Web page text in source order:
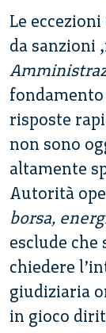
Le
da sanzioni
fondamento
risposte
non sono
altamente
Autorità
borsa,
esclude che
chiedere
giudiziaria
in gioco